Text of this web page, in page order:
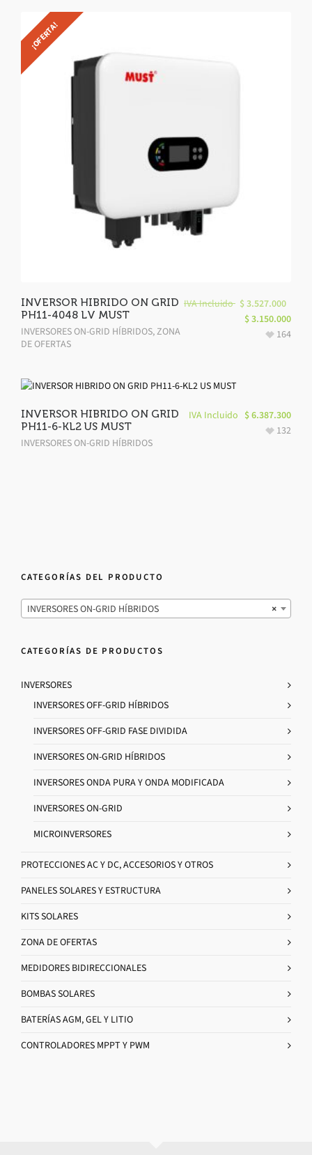
¡OFERTA!
INVERSOR HIBRIDO ON GRID
PH11-4048 LV MUST
INVERSORES ON-GRID HÍBRIDOS,ZONA
DE OFERTAS
IVA Incluido $3.527.000
$3.150.000
164
INVERSOR HIBRIDO ON GRID
PH11-6-KL2 US MUST
INVERSORES ON-GRID HÍBRIDOS
IVA Incluido $6.387.300
132
CATEGORÍAS DEL PRODUCTO
×
INVERSORES ON-GRID HÍBRIDOS
CATEGORÍAS DE PRODUCTOS
INVERSORES
INVERSORES OFF-GRID HÍBRIDOS
INVERSORES OFF-GRID FASE DIVIDIDA
INVERSORES ON-GRID HÍBRIDOS
INVERSORES ONDA PURA Y ONDA MODIFICADA
INVERSORES ON-GRID
MICROINVERSORES
PROTECCIONES AC Y DC, ACCESORIOS Y OTROS
PANELES SOLARES Y ESTRUCTURA
KITS SOLARES
ZONA DE OFERTAS
MEDIDORES BIDIRECCIONALES
BOMBAS SOLARES
BATERÍAS AGM, GEL Y LITIO
CONTROLADORES MPPT Y PWM